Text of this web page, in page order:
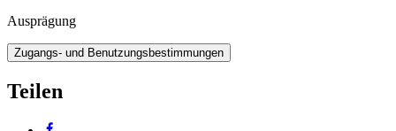
Ausprägung
Zugangs- und Benutzungsbestimmungen
Teilen